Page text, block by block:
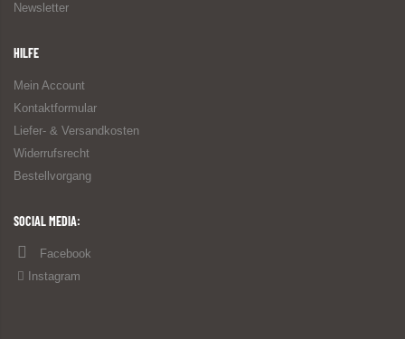
Newsletter
HILFE
Mein Account
Kontaktformular
Liefer- & Versandkosten
Widerrufsrecht
Bestellvorgang
SOCIAL MEDIA:
Facebook
Instagram